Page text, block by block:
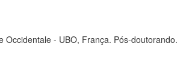
Occidentale - UBO, França. Pós-doutorando.